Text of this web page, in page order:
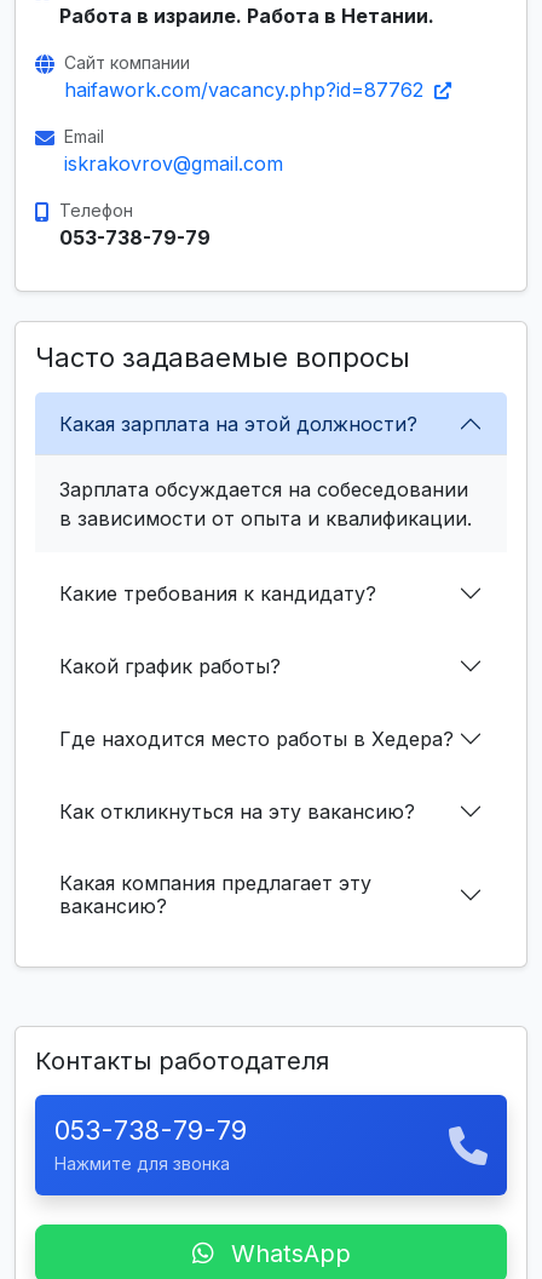
Работа в израиле. Работа в Нетании.
Сайт компании
haifawork.com/vacancy.php?id=87762
Email
iskrakovrov@gmail.com
Телефон
053-738-79-79
Часто задаваемые вопросы
Какая зарплата на этой должности?
Зарплата обсуждается на собеседовании
в зависимости от опыта и квалификации.
Какие требования к кандидату?
Какой график работы?
Где находится место работы в Хедера?
Как откликнуться на эту вакансию?
Какая компания предлагает эту
вакансию?
Контакты работодателя
053-738-79-79
Нажмите для звонка
WhatsApp